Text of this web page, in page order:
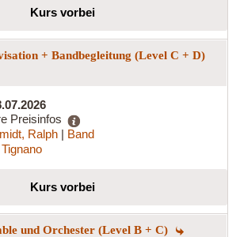
Kurs vorbei
+ Bandbegleitung (Level C + D)
Preisinfos
Ralph | Band
Kurs vorbei
und Orchester (Level B + C)